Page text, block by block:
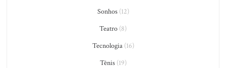
Sonhos(12)
Teatro (8)
Tecnologia(16)
Tênis(19)